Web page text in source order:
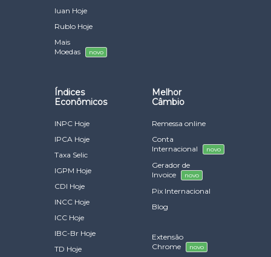
Iuan Hoje
Rublo Hoje
Mais
Moedas
novo
Índices
Econômicos
INPC Hoje
IPCA Hoje
Taxa Selic
IGPM Hoje
CDI Hoje
INCC Hoje
ICC Hoje
IBC-Br Hoje
TD Hoje
Melhor
Câmbio
Remessa online
Conta
Internacional
novo
Gerador de
Invoice
novo
Pix Internacional
Blog
Extensão
Chrome
novo